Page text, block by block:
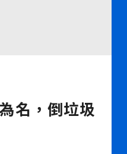
名，倒垃圾